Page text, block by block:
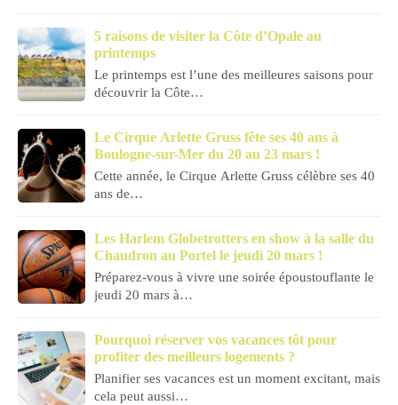
5 raisons de visiter la Côte d’Opale au
printemps
Le printemps est l’une des meilleures saisons pour
découvrir la Côte…
Le Cirque Arlette Gruss fête ses 40 ans à
Boulogne-sur-Mer du 20 au 23 mars !
Cette année, le Cirque Arlette Gruss célèbre ses 40
ans de…
Les Harlem Globetrotters en show à la salle du
Chaudron au Portel le jeudi 20 mars !
Préparez-vous à vivre une soirée époustouflante le
jeudi 20 mars à…
Pourquoi réserver vos vacances tôt pour
profiter des meilleurs logements ?
Planifier ses vacances est un moment excitant, mais
cela peut aussi…